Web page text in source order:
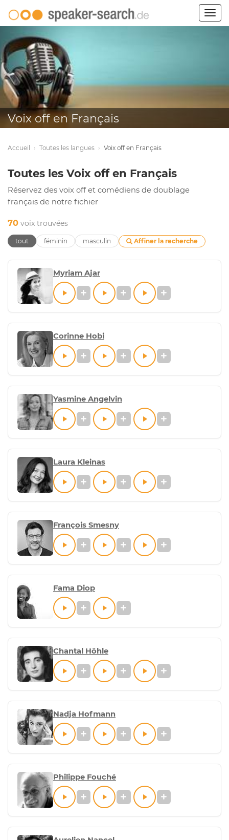
Voix off en Français
Accueil › Toutes les langues › Voix off en Français
Toutes les Voix off en Français
Réservez des voix off et comédiens de doublage
français de notre fichier
70 voix trouvées
tout féminin masculin Affiner la recherche
Myriam Ajar
Corinne Hobi
Yasmine Angelvin
Laura Kleinas
François Smesny
Fama Diop
Chantal Höhle
Nadja Hofmann
Philippe Fouché